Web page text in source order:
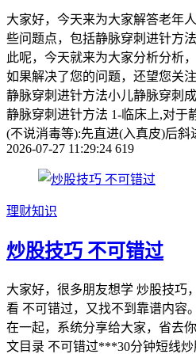
大家好，今天来为大家解答老年
些问题点，包括静脉穿刺进针方
此呢，今天就来为大家分析分析
如果解决了您的问题，还望您关
静脉穿刺进针方法小儿静脉穿刺
静脉穿刺进针方法 1-临床上,对于
(不说消毒等):先直进(入真皮)后斜
2026-07-27 11:29:24 619
理财知识
炒股技巧 不可错过
大家好，很多朋友想学 炒股技巧
看 不可错过，又找不到靠谱内容
在一起，系统分享给大家，省去
文目录 不可错过***30分钟短线